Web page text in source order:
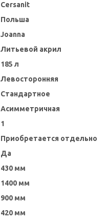
Cersanit
Польша
Joanna
Литьевой акрил
185 л
Левосторонняя
Стандартное
Асимметричная
1
Приобретается отдельно
Да
430 мм
1400 мм
900 мм
420 мм